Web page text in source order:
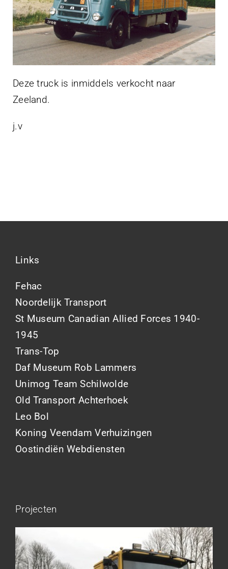
Deze truck is inmiddels verkocht naar
Zeeland.
j.v
Links
Fehac
Noordelijk Transport
St Museum Canadian Allied Forces 1940-
1945
Trans-Top
Daf Museum Rob Lammers
Unimog Team Schilwolde
Old Transport Achterhoek
Leo Bol
Koning Veendam Verhuizingen
Oostindiën Webdiensten
Projecten